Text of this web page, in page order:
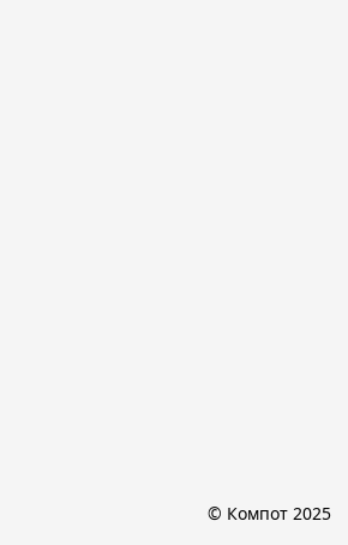
© Компот 2025